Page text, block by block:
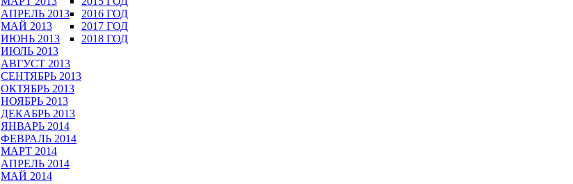
АПРЕЛЬ 2013
МАЙ 2013
ИЮНЬ 2013
ИЮЛЬ 2013
АВГУСТ 2013
СЕНТЯБРЬ 2013
ОКТЯБРЬ 2013
НОЯБРЬ 2013
ДЕКАБРЬ 2013
ЯНВАРЬ 2014
ФЕВРАЛЬ 2014
МАРТ 2014
АПРЕЛЬ 2014
МАЙ 2014
2016 ГОД
2017 ГОД
2018 ГОД